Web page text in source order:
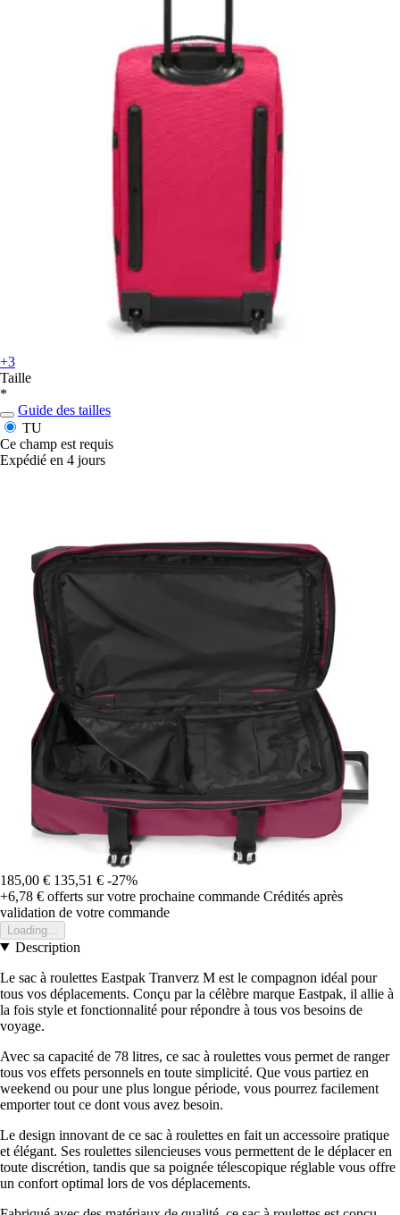
+3
Taille
*
Guide des tailles
TU
Ce champ est requis
Expédié en 4 jours
185,00 € 135,51 € -27%
+6,78 € offerts sur votre prochaine commande Crédités après
validation de votre commande
Loading...
Description
Le sac à roulettes Eastpak Tranverz M est le compagnon idéal pour
tous vos déplacements. Conçu par la célèbre marque Eastpak, il allie à
la fois style et fonctionnalité pour répondre à tous vos besoins de
voyage.
Avec sa capacité de 78 litres, ce sac à roulettes vous permet de ranger
tous vos effets personnels en toute simplicité. Que vous partiez en
weekend ou pour une plus longue période, vous pourrez facilement
emporter tout ce dont vous avez besoin.
Le design innovant de ce sac à roulettes en fait un accessoire pratique
et élégant. Ses roulettes silencieuses vous permettent de le déplacer en
toute discrétion, tandis que sa poignée télescopique réglable vous offre
un confort optimal lors de vos déplacements.